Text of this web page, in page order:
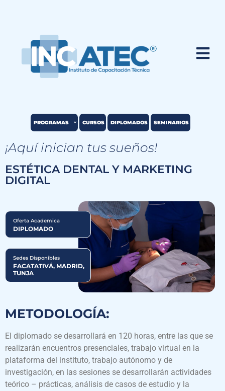
PROGRAMAS CURSOS DIPLOMADOS SEMINARIOS
¡Aquí inician tus sueños!
ESTÉTICA DENTAL Y MARKETING
DIGITAL
Oferta Academica
DIPLOMADO
Sedes Disponibles
FACATATIVÁ, MADRID,
TUNJA
METODOLOGÍA:
El diplomado se desarrollará en 120 horas, entre las que se
realizarán encuentros presenciales, trabajo virtual en la
plataforma del instituto, trabajo autónomo y de
investigación, en las sesiones se desarrollarán actividades
teórico – prácticas, análisis de casos de estudio y la